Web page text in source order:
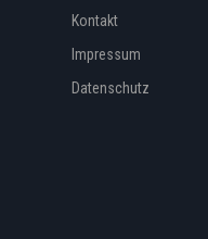
Kontakt
Impressum
Datenschutz